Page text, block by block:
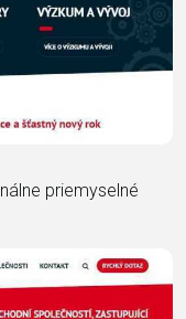
priemyselné